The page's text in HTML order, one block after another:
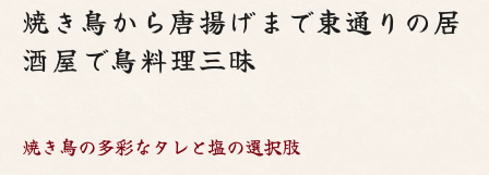
焼き鳥から唐揚げまで東通りの居
酒屋で鳥料理三昧
焼き鳥の多彩なタレと塩の選択肢